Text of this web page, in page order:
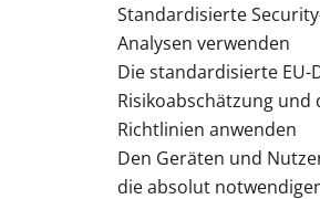
Standardisierte
Analysen verwenden
Die standardisierte EU-
Risikoabschätzung und
Richtlinien anwenden
Den Geräten und
die absolut